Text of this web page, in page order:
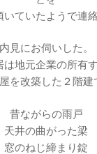
ていたようで連絡
内見にお伺いした。
は地元企業の所有
を改築した２階建
昔ながらの雨戸
天井の曲がった梁
窓のねじ締まり錠